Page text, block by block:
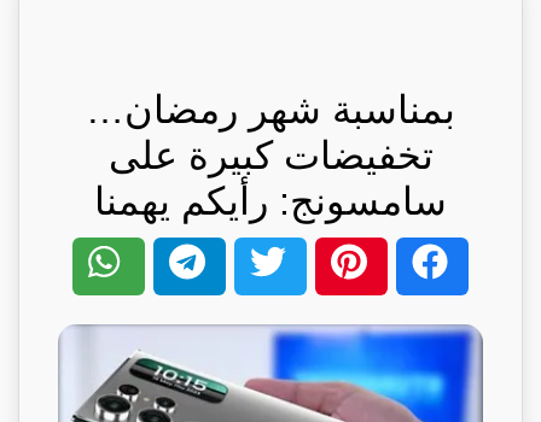
بمناسبة شهر رمضان…
تخفيضات كبيرة على
سامسونج: رأيكم يهمنا